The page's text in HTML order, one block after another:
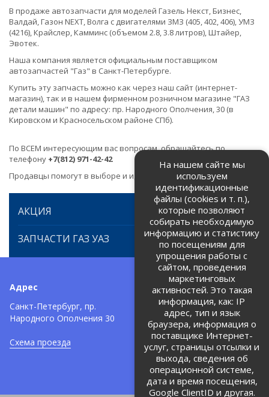
В продаже автозапчасти для моделей Газель Некст, Бизнес,
Валдай, Газон NEXT, Волга с двигателями ЗМЗ (405, 402, 406), УМЗ
(4216), Крайслер, Камминс (объемом 2.8, 3.8 литров), Штайер,
Эвотек.
Наша компания является официальным поставщиком
автозапчастей "Газ" в Санкт-Петербурге.
Купить эту запчасть можно как через наш сайт (интернет-
магазин), так и в нашем фирменном розничном магазине "ГАЗ
детали машин" по адресу: пр. Народного Ополчения, 30 (в
Кировском и Красносельском районе СПб).
По ВСЕМ интересующим вас вопросам, обращайтесь по
телефону +7(812) 971-42-42
Продавцы помогут в выборе и идентификации товара.
АКЦИЯ
ЗАПЧАСТИ ГАЗ УАЗ
Адрес
Санкт-Петербург, пр.
Народного Ополчения 30
Схема проезда
Телефоны:
+7 (812) 971-42-42
Политика об обработке и
защите персональных данных
Соглашение на обработку
персональных данных
На нашем сайте мы
используем
идентификационные
файлы (cookies и т. п.),
которые позволяют
собирать необходимую
информацию и статистику
по посещениям для
упрощения работы с
сайтом, проведения
маркетинговых
активностей. Это такая
информация, как: IP
адрес, тип и язык
браузера, информация о
поставщике Интернет-
услуг, страницы отсылки и
выхода, сведения об
операционной системе,
дата и время посещения,
Google ClientID и другая.